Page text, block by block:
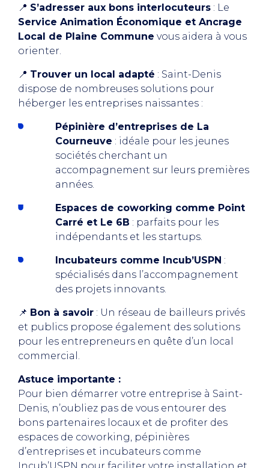
📍 S’adresser aux bons interlocuteurs : Le
Service Animation Économique et Ancrage
Local de Plaine Commune vous aidera à vous
orienter.
📍 Trouver un local adapté : Saint-Denis
dispose de nombreuses solutions pour
héberger les entreprises naissantes :
Pépinière d’entreprises de La
Courneuve : idéale pour les jeunes
sociétés cherchant un
accompagnement sur leurs premières
années.
Espaces de coworking comme Point
Carré et Le 6B : parfaits pour les
indépendants et les startups.
Incubateurs comme Incub’USPN :
spécialisés dans l’accompagnement
des projets innovants.
📌 Bon à savoir : Un réseau de bailleurs privés
et publics propose également des solutions
pour les entrepreneurs en quête d’un local
commercial.
Astuce importante :
Pour bien démarrer votre entreprise à Saint-
Denis, n’oubliez pas de vous entourer des
bons partenaires locaux et de profiter des
espaces de coworking, pépinières
d’entreprises et incubateurs comme